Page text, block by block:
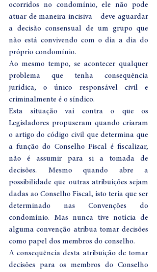
ocorridos no condomínio, ele não pode
atuar de maneira incisiva – deve aguardar
a decisão consensual de um grupo que
não está convivendo com o dia a dia do
próprio condomínio.
Ao mesmo tempo, se acontecer qualquer
problema que tenha consequência
jurídica, o único responsável civil e
criminalmente é o síndico.
Esta situação vai contra o que os
Legisladores propuseram quando criaram
o artigo do código civil que determina que
a função do Conselho Fiscal é fiscalizar,
não é assumir para si a tomada de
decisões. Mesmo quando abre a
possibilidade que outras atribuições sejam
dadas ao Conselho Fiscal, isto teria que ser
determinado nas Convenções do
condomínio. Mas nunca tive notícia de
alguma convenção atribua tomar decisões
como papel dos membros do conselho.
A consequência desta atribuição de tomar
decisões para os membros do Conselho